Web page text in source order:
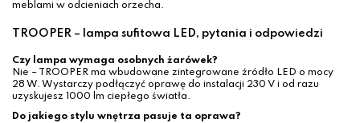
meblami w odcieniach orzecha.
TROOPER – lampa sufitowa LED, pytania i odpowiedzi
Czy lampa wymaga osobnych żarówek?
Nie – TROOPER ma wbudowane zintegrowane źródło LED o mocy
28 W. Wystarczy podłączyć oprawę do instalacji 230 V i od razu
uzyskujesz 1000 lm ciepłego światła.
Do jakiego stylu wnętrza pasuje ta oprawa?